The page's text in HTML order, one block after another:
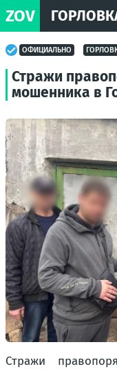
ZOV
ОФИЦИАЛЬНО
Стражи
мошенника в
Стражи